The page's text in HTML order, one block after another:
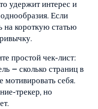
удержит интерес и
Если
на короткую статью
простой чек‑лист:
– сколько страниц в
мотивировать себя.
но